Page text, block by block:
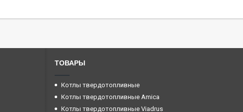
ТОВАРЫ
Котлы твердотопливные
Котлы твердотопливные Amica
Котлы твердотопливные Viadrus